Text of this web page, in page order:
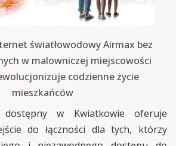
światłowodowy Airmax bez
w malowniczej miejscowości
codzienne życie
mieszkańców
w Kwiatkowie oferuje
do łączności dla tych, którzy